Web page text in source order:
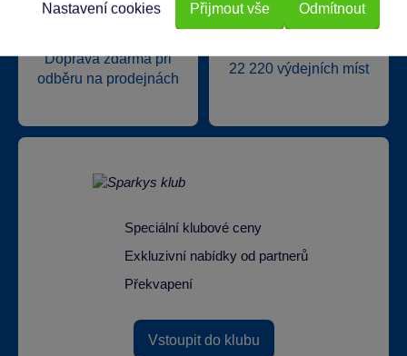
Doprava zdarma při
odběru na prodejnách
22 220 výdejních míst
Speciální klubové ceny
Exkluzivní nabídky od partnerů
Překvapení
Vstoupit do klubu
Odmítnout
Nastavení cookies Přijmout vše